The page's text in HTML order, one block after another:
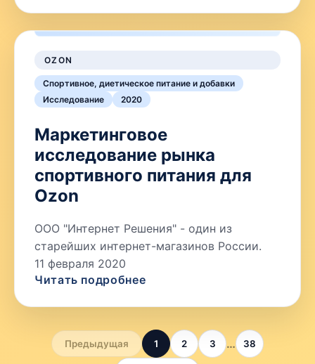
OZON
Спортивное, диетическое питание и добавки
Исследование
2020
Маркетинговое
исследование рынка
спортивного питания для
Ozon
ООО "Интернет Решения" - один из
старейших интернет-магазинов России.
11 февраля 2020
Читать подробнее
Предыдущая 1 2 3 … 38